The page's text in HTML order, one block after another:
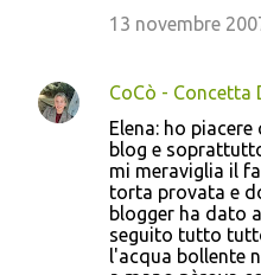
13 novembre
CoCò - Concetta
Elena: ho
blog e
mi meraviglia il
torta provata e
blogger ha dato
seguito tutto
l'acqua bollente